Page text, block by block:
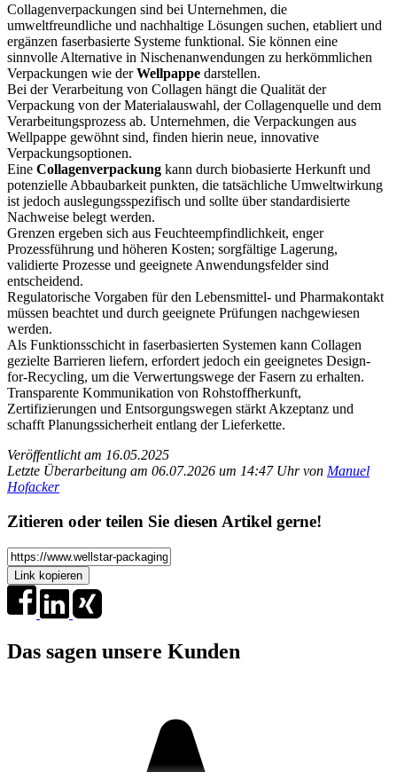
Collagenverpackungen sind bei Unternehmen, die
umweltfreundliche und nachhaltige Lösungen suchen, etabliert und
ergänzen faserbasierte Systeme funktional. Sie können eine
sinnvolle Alternative in Nischenanwendungen zu herkömmlichen
Verpackungen wie derWellpappe darstellen.
Bei der Verarbeitung von Collagen hängt die Qualität der
Verpackung von der Materialauswahl, der Collagenquelle und dem
Verarbeitungsprozess ab. Unternehmen, die Verpackungen aus
Wellpappe gewöhnt sind, finden hierin neue, innovative
Verpackungsoptionen.
Eine Collagenverpackung kann durch biobasierte Herkunft und
potenzielle Abbaubarkeit punkten, die tatsächliche Umweltwirkung
ist jedoch auslegungsspezifisch und sollte über standardisierte
Nachweise belegt werden.
Grenzen ergeben sich aus Feuchteempfindlichkeit, enger
Prozessführung und höheren Kosten; sorgfältige Lagerung,
validierte Prozesse und geeignete Anwendungsfelder sind
entscheidend.
Regulatorische Vorgaben für den Lebensmittel- und Pharmakontakt
müssen beachtet und durch geeignete Prüfungen nachgewiesen
werden.
Als Funktionsschicht in faserbasierten Systemen kann Collagen
gezielte Barrieren liefern, erfordert jedoch ein geeignetes Design-
for-Recycling, um die Verwertungswege der Fasern zu erhalten.
Transparente Kommunikation von Rohstoffherkunft,
Zertifizierungen und Entsorgungswegen stärkt Akzeptanz und
schafft Planungssicherheit entlang der Lieferkette.
Veröffentlicht am 16.05.2025
Letzte Überarbeitung am 06.07.2026 um 14:47 Uhr von Manuel
Hofacker
Zitieren oder teilen Sie diesen Artikel gerne!
Link kopieren
Das sagen unsere Kunden